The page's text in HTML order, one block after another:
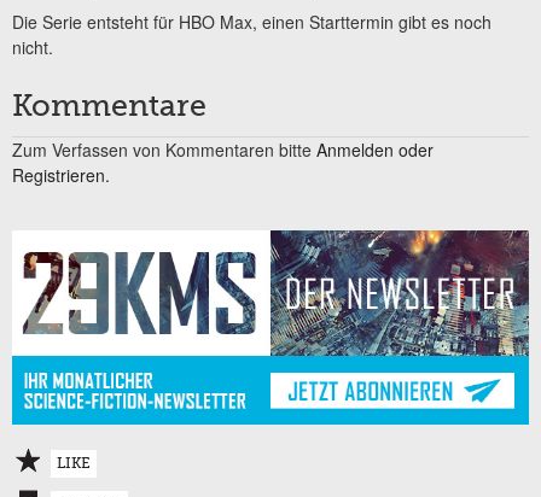
Die Serie entsteht für HBO Max, einen Starttermin gibt es noch
nicht.
Kommentare
Zum Verfassen von Kommentaren bitte Anmelden oder
Registrieren.
LIKE